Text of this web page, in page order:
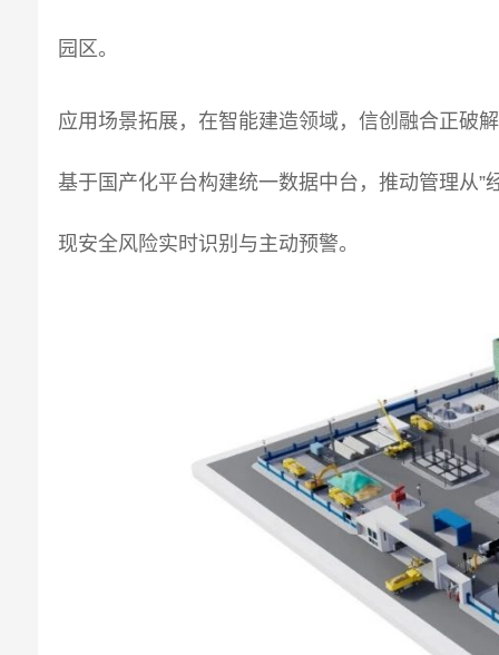
园区。
应用场景拓展，在智能建造领域，信创融合正破
基于国产化平台构建统一数据中台，推动管理从”
现安全风险实时识别与主动预警。